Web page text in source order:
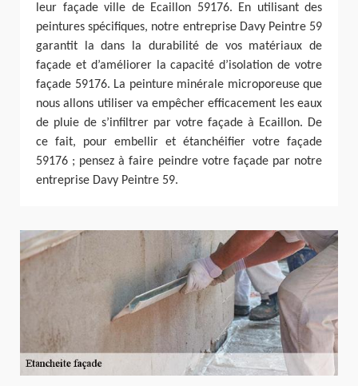
leur façade ville de Ecaillon 59176. En utilisant des
peintures spécifiques, notre entreprise Davy Peintre 59
garantit la dans la durabilité de vos matériaux de
façade et d’améliorer la capacité d’isolation de votre
façade 59176. La peinture minérale microporeuse que
nous allons utiliser va empêcher efficacement les eaux
de pluie de s’infiltrer par votre façade à Ecaillon. De
ce fait, pour embellir et étanchéifier votre façade
59176 ; pensez à faire peindre votre façade par notre
entreprise Davy Peintre 59.